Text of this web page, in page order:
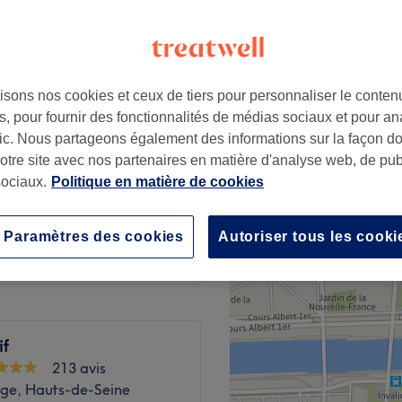
à partir de 25 €
à partir de 30 €
213 avis
Hauts-de-Seine
nos cookies et ceux de tiers pour personnaliser le
pour fournir des fonctionnalités de médias sociaux et pour
Nous partageons également des informations sur la façon
site avec nos partenaires en matière d'analyse web, de
Politique en matière de cookies
Autoriser tous les
Paramètres des cookies